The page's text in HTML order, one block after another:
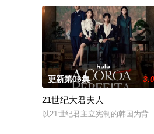
更新第06集 3.0
21世纪大君夫人
以21世纪君主立宪制的韩国为背